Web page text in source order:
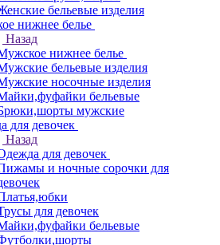
бельевые изделия
нижнее белье
Назад
нижнее белье
бельевые изделия
носочные изделия
бельевые
мужские
для девочек
Назад
для девочек
и ночные сорочки для
для девочек
бельевые